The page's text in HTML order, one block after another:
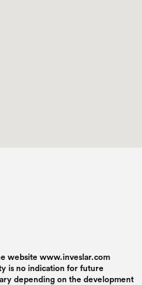
website www.inveslar.com
is no indication for future
depending on the development